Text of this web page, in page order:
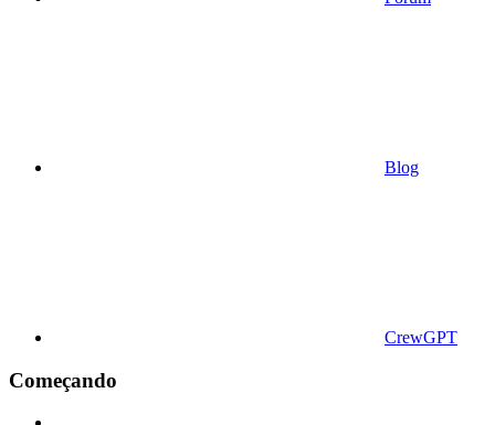
Blog
CrewGPT
Começando